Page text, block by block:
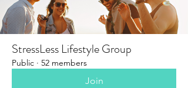
StressLess Lifestyle Group
Public · 52 members
Join